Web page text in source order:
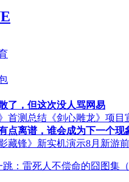
了，但这次没人骂网易
首测总结 《剑心雕龙》项目
点离谱，谁会成为下一个现
藏锋》新实机演示8月新游